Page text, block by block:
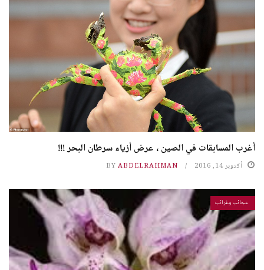
أغرب المسابقات في الصين ، عرض أزياء سرطان البحر !!!
أكتوبر 14, 2016 BY ABDELRAHMAN
عجائب وغرائب